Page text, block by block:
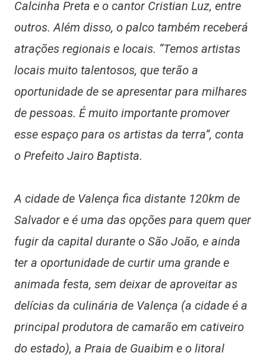
Calcinha Preta e o cantor Cristian Luz, entre
outros. Além disso, o palco também receberá
atrações regionais e locais. “Temos artistas
locais muito talentosos, que terão a
oportunidade de se apresentar para milhares
de pessoas. É muito importante promover
esse espaço para os artistas da terra”, conta
o Prefeito Jairo Baptista.
A cidade de Valença fica distante 120km de
Salvador e é uma das opções para quem quer
fugir da capital durante o São João, e ainda
ter a oportunidade de curtir uma grande e
animada festa, sem deixar de aproveitar as
delícias da culinária de Valença (a cidade é a
principal produtora de camarão em cativeiro
do estado), a Praia de Guaibim e o litoral